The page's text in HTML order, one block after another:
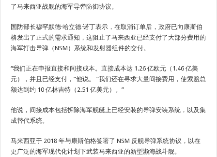
了马来西亚战舰的海军导弹防御协议。
国防部长穆罕默德·哈立德·诺丁表示，在取消订单后，政府已向康斯伯
格发出了正式的需求通知，这阻止了马来西亚已经支付了大部分费用的
海军打击导弹（NSM）系统和发射器组件的交付。
“我们正在申报直接和间接成本。直接成本达 1.26 亿欧元（1.46 亿美
元），并且已经支付，”他说。 “我们还在寻求大量间接费用，使索赔总
额达到约 10 亿林吉特（2.51 亿美元）。”
他说，间接成本包括拆除海军舰艇上已经安装的导弹安装系统，以及集
成替代系统。
马来西亚于 2018 年与康斯伯格签署了 NSM 反舰导弹系统协议，以在
更广泛的海军现代化计划下武装马来西亚的新型濒海战斗舰。